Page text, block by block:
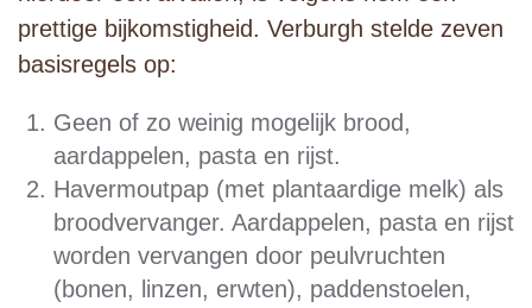
prettige bijkomstigheid. Verburgh stelde zeven
basisregels op:
Geen of zo weinig mogelijk brood,
aardappelen, pasta en rijst.
Havermoutpap (met plantaardige melk) als
broodvervanger. Aardappelen, pasta en rijst
worden vervangen door peulvruchten
(bonen, linzen, erwten), paddenstoelen,